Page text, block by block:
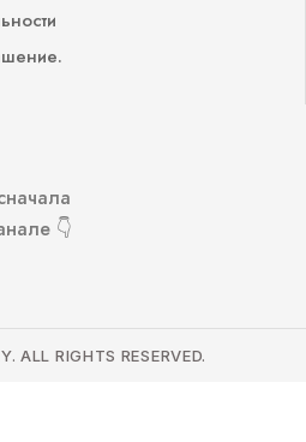
👇
ALL RIGHTS RESERVED.